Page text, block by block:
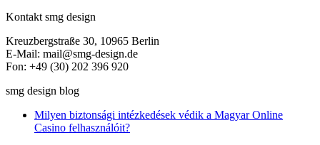
Kontakt smg design
Kreuzbergstraße 30, 10965 Berlin
E-Mail: mail@smg-design.de
Fon: +49 (30) 202 396 920
smg design blog
Milyen biztonsági intézkedések védik a Magyar Online
Casino felhasználóit?